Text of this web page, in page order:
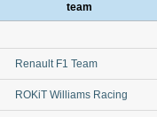
team
Renault F1 Team
ROKiT Williams Racing